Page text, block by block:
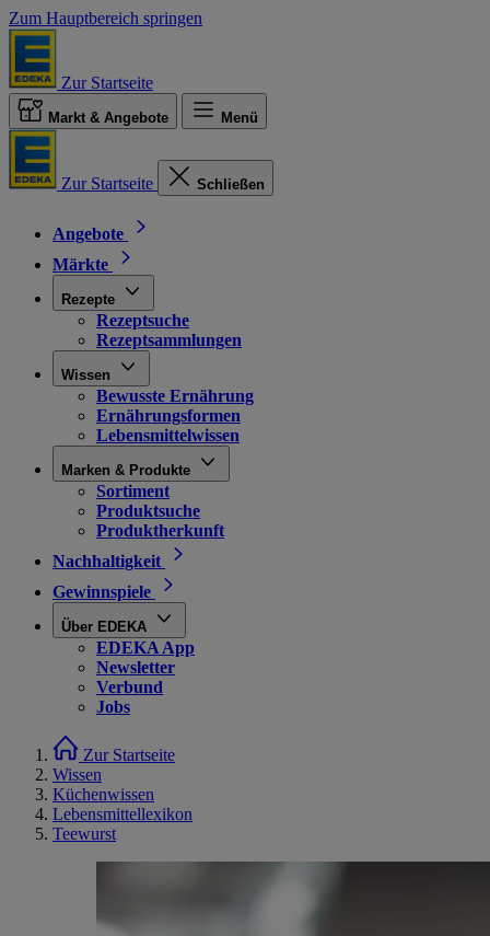
Zum Hauptbereich springen
Zur Startseite
Markt & Angebote Menü
Zur Startseite Schließen
Angebote
Märkte
Rezepte
Rezeptsuche
Rezeptsammlungen
Wissen
Bewusste Ernährung
Ernährungsformen
Lebensmittelwissen
Marken & Produkte
Sortiment
Produktsuche
Produktherkunft
Nachhaltigkeit
Gewinnspiele
Über EDEKA
EDEKA App
Newsletter
Verbund
Jobs
Zur Startseite
Wissen
Küchenwissen
Lebensmittellexikon
Teewurst